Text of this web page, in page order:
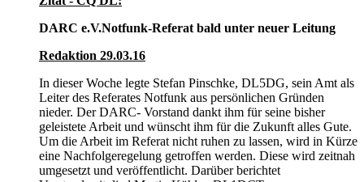
DARC e.V.Notfunk-Referat bald unter neuer Leitung
Redaktion 29.03.16
In dieser Woche legte Stefan Pinschke, DL5DG, sein Amt als
Leiter des Referates Notfunk aus persönlichen Gründen
nieder. Der DARC- Vorstand dankt ihm für seine bisher
geleistete Arbeit und wünscht ihm für die Zukunft alles Gute.
Um die Arbeit im Referat nicht ruhen zu lassen, wird in Kürze
eine Nachfolgeregelung getroffen werden. Diese wird zeitnah
umgesetzt und veröffentlicht. Darüber berichtet